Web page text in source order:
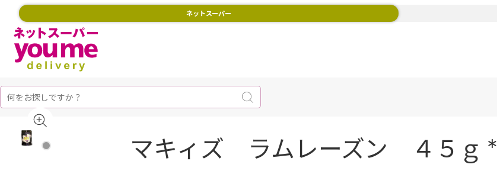
ネットスーパー
マキィズ ラムレーズン ４５ｇ *